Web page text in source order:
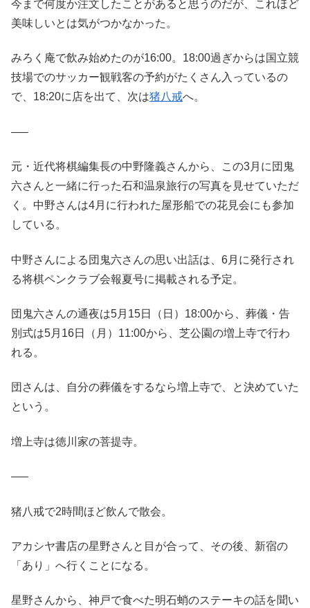
今まで何度か注文したことがあると思うのだが、これほど
美味しいとは気がつかなかった。
みろく庵で飲み始めたのが16:00。18:00過ぎからは国立競
技場でのサッカー観戦客の予約がたくさん入っているの
で、18:20に店を出て、次は猪八戒へ。
—–
元・近代将棋編集長の中野隆義さんから、この3月に団鬼
六さんと一緒に行った石和温泉旅行の写真を見せていただ
く。中野さんは4月に行われた屋形船での花見会にも参加
している。
中野さんによる団鬼六さんの思い出話は、6月に発行され
る将棋ペンクラブ会報夏号に掲載される予定。
団鬼六さんの通夜は5月15日（日）18:00から、葬儀・告
別式は5月16日（月）11:00から、芝公園の増上寺で行わ
れる。
団さんは、自分の葬儀をするなら増上寺で、と決めていた
という。
増上寺は徳川家の菩提寺。
—–
猪八戒で2時間ほど飲んで散会。
アカシヤ書店の星野さんと目が合って、その後、新宿の
「あり」へ行くことになる。
星野さんから、神戸で食べた明石蛸のステーキの話を聞い